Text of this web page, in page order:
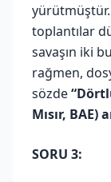
yürütmüştür.
toplantılar
savaşın iki
rağmen,
sözde
Mısır,
SORU 3: